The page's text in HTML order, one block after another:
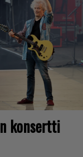
konsertti